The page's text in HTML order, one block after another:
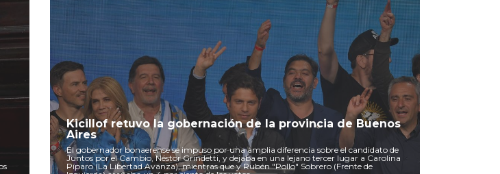
Kicillof retuvo la gobernación de la provincia de Buenos
Aires
El gobernador bonaerense se impuso por una amplia diferencia sobre el candidato de
Juntos por el Cambio, Néstor Grindetti, y dejaba en una lejano tercer lugar a Carolina
Píparo (La Libertad Avanza), mientras que y Rubén "Pollo" Sobrero (Frente de